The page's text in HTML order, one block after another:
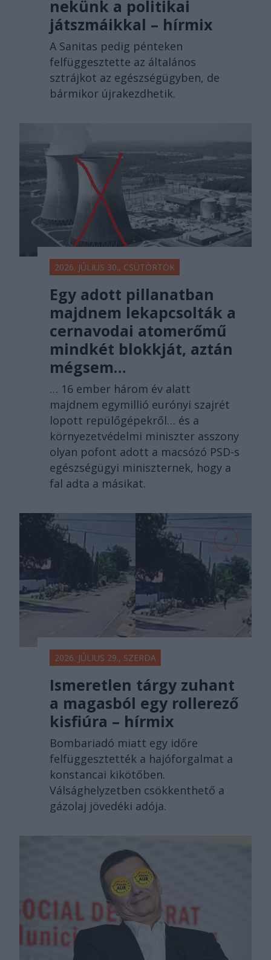
nekünk a politikai
játszmáikkal – hírmix
A Sanitas pedig pénteken
felfüggesztette az általános
sztrájkot az egészségügyben, de
bármikor újrakezdhetik.
2026. JÚLIUS 30., CSÜTÖRTÖK
Egy adott pillanatban
majdnem lekapcsolták a
cernavodai atomerőmű
mindkét blokkját, aztán
mégsem…
… 16 ember három év alatt
majdnem egymillió eurónyi szajrét
lopott repülőgépekről… és a
környezetvédelmi miniszter asszony
olyan pofont adott a macsózó PSD-s
egészségügyi miniszternek, hogy a
fal adta a másikat.
2026. JÚLIUS 29., SZERDA
Ismeretlen tárgy zuhant
a magasból egy rollerező
kisfiúra – hírmix
Bombariadó miatt egy időre
felfüggesztették a hajóforgalmat a
konstancai kikötőben.
Válsághelyzetben csökkenthető a
gázolaj jövedéki adója.